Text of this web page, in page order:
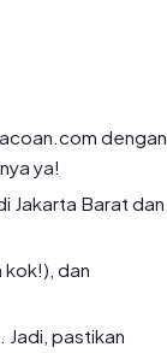
dengan
ya!
Jakarta Barat dan
kok!), dan
Jadi, pastikan